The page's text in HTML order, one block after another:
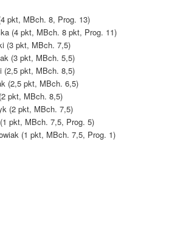
pkt, MBch. 8, Prog. 13)
(4 pkt, MBch. 8 pkt, Prog. 11)
(3 pkt, MBch. 7,5)
(3 pkt, MBch. 5,5)
(2,5 pkt, MBch. 8,5)
(2,5 pkt, MBch. 6,5)
pkt, MBch. 8,5)
(2 pkt, MBch. 7,5)
pkt, MBch. 7,5, Prog. 5)
(1 pkt, MBch. 7,5, Prog. 1)